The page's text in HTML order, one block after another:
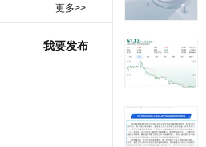
更多>>
我要发布